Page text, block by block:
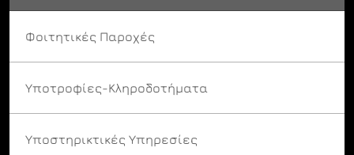
Φοιτητικές Παροχές
Υποτροφίες-Κληροδοτήματα
Υποστηρικτικές Υπηρεσίες